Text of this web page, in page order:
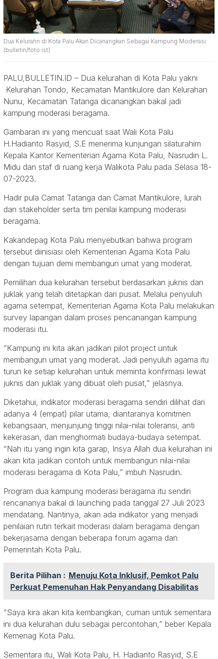
Dua Kelurahn di Kota Palu Akan Dicanangkan Sebagai Kampung Moderasi.
(bulletin/foto:ist)
PALU,BULLETIN.ID – Dua kelurahan di Kota Palu yakni
Kelurahan Tondo, Kecamatan Mantikulore dan Kelurahan
Nunu, Kecamatan Tatanga dicanangkan bakal jadi
kampung moderasi beragama.
Gambaran ini yang mencuat saat Wali Kota Palu
H.Hadianto Rasyid, S.E menerima kunjungan silaturahim
Kepala Kantor Kementerian Agama Kota Palu, Nasrudin L.
Midu dan staf di ruang kerja Walikota Palu pada Selasa 18-
07-2023.
Hadir pula Camat Tatanga dan Camat Mantikulore, lurah
dan stakeholder serta tim penilai kampung moderasi
beragama.
Kakandepag Kota Palu menyebutkan bahwa program
tersebut diinisiasi oleh Kementerian Agama Kota Palu
dengan tujuan demi membangun umat yang moderat.
Pemilihan dua kelurahan tersebut berdasarkan juknis dan
juklak yang telah ditetapkan dari pusat. Melalui penyuluh
agama setempat, Kementerian Agama Kota Palu melakukan
survey lapangan dalam proses pencanangan kampung
moderasi itu.
“Kampung ini kita akan jadikan pilot project untuk
membangun umat yang moderat. Jadi penyuluh agama itu
turun ke setiap kelurahan untuk meminta konfirmasi lewat
juknis dan juklak yang dibuat oleh pusat,” jelasnya.
Diketahui, indikator moderasi beragama sendiri dilihat dari
adanya 4 (empat) pilar utama, diantaranya komitmen
kebangsaan, menjunjung tinggi nilai-nilai toleransi, anti
kekerasan, dan menghormati budaya-budaya setempat.
“Nah itu yang ingin kita garap, Insya Allah dua kelurahan ini
akan kita jadikan contoh untuk membangun nilai-nilai
moderasi beragama di Kota Palu,” imbuh Nasrudin.
Program dua kampung moderasi beragama itu sendiri
rencananya bakal di launching pada tanggal 27 Juli 2023
mendatang. Nantinya, akan ada indikator yang menjadi
penilaian rutin terkait moderasi dalam beragama dengan
bekerjasama dengan beberapa forum agama dan
Pemerintah Kota Palu.
Berita Pilihan : Menuju Kota Inklusif, Pemkot Palu
Perkuat Pemenuhan Hak Penyandang Disabilitas
“Saya kira akan kita kembangkan, cuman untuk sementara
ini dua kelurahan dulu sebagai percontohan,” beber Kepala
Kemenag Kota Palu.
Sementara itu, Wali Kota Palu, H. Hadianto Rasyid, S.E